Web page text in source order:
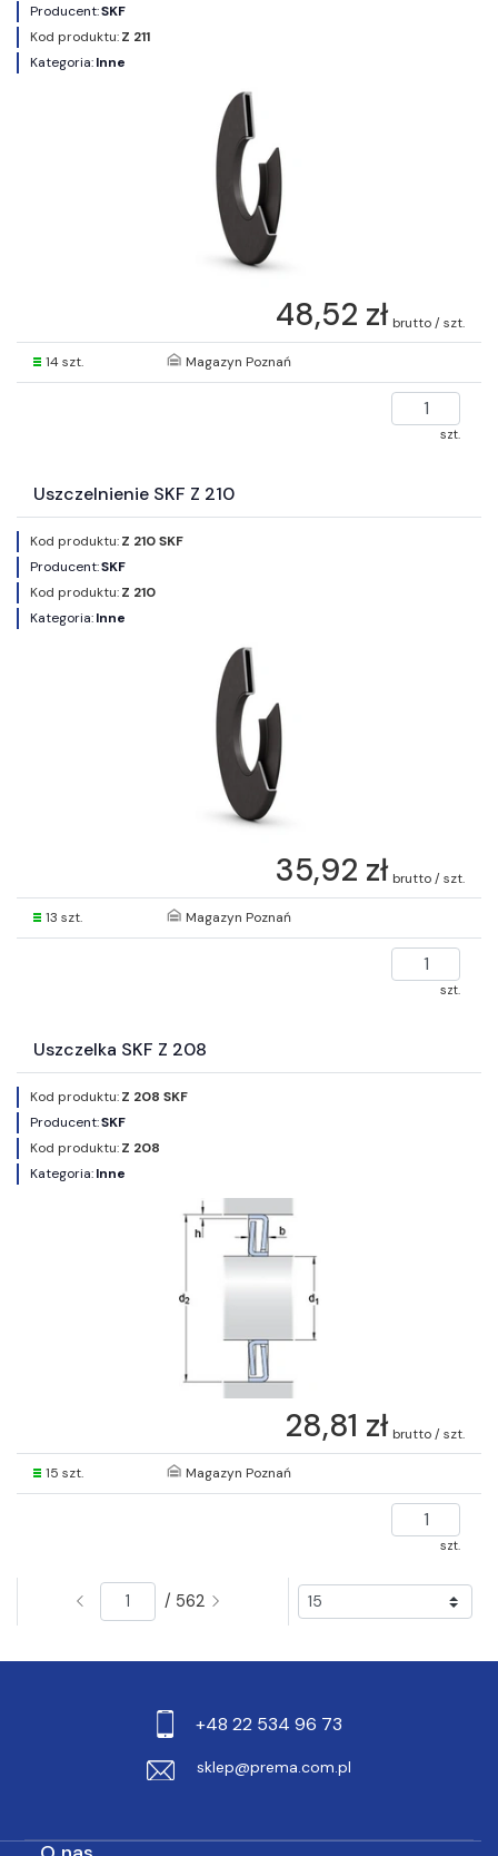
Producent:SKF
Kod produktu:Z 211
Kategoria:Inne
48,52 zł brutto / szt.
14 szt. Magazyn Poznań
szt.
Uszczelnienie SKF Z 210
Kod produktu:Z 210 SKF
Producent:SKF
Kod produktu:Z 210
Kategoria:Inne
35,92 zł brutto / szt.
13 szt. Magazyn Poznań
szt.
Uszczelka SKF Z 208
Kod produktu:Z 208 SKF
Producent:SKF
Kod produktu:Z 208
Kategoria:Inne
28,81 zł brutto / szt.
15 szt. Magazyn Poznań
szt.
/ 562
+48 22 534 96 73
sklep@prema.com.pl